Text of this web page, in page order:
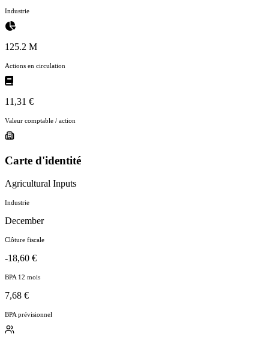
Industrie
125.2 M
Actions en circulation
11,31 €
Valeur comptable / action
Carte d'identité
Agricultural Inputs
Industrie
December
Clôture fiscale
-18,60 €
BPA 12 mois
7,68 €
BPA prévisionnel